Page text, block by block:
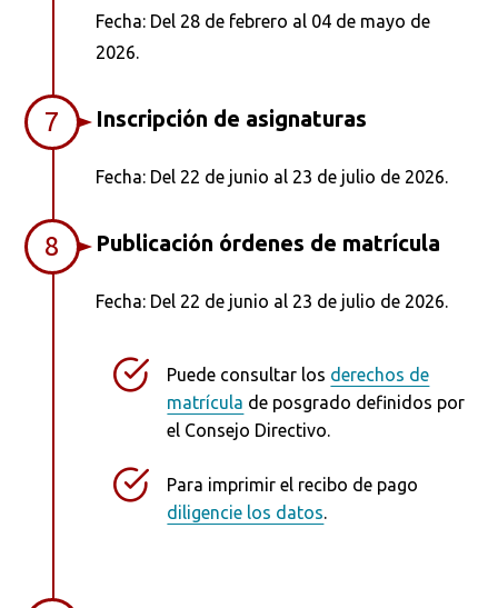
Fecha: Del 28 de febrero al 04 de mayo de
2026.
7 Inscripción de asignaturas
Fecha: Del 22 de junio al 23 de julio de 2026.
8 Publicación órdenes de matrícula
Fecha: Del 22 de junio al 23 de julio de 2026.
Puede consultar los derechos de
matrícula de posgrado definidos por
el Consejo Directivo.
Para imprimir el recibo de pago
diligencie los datos.